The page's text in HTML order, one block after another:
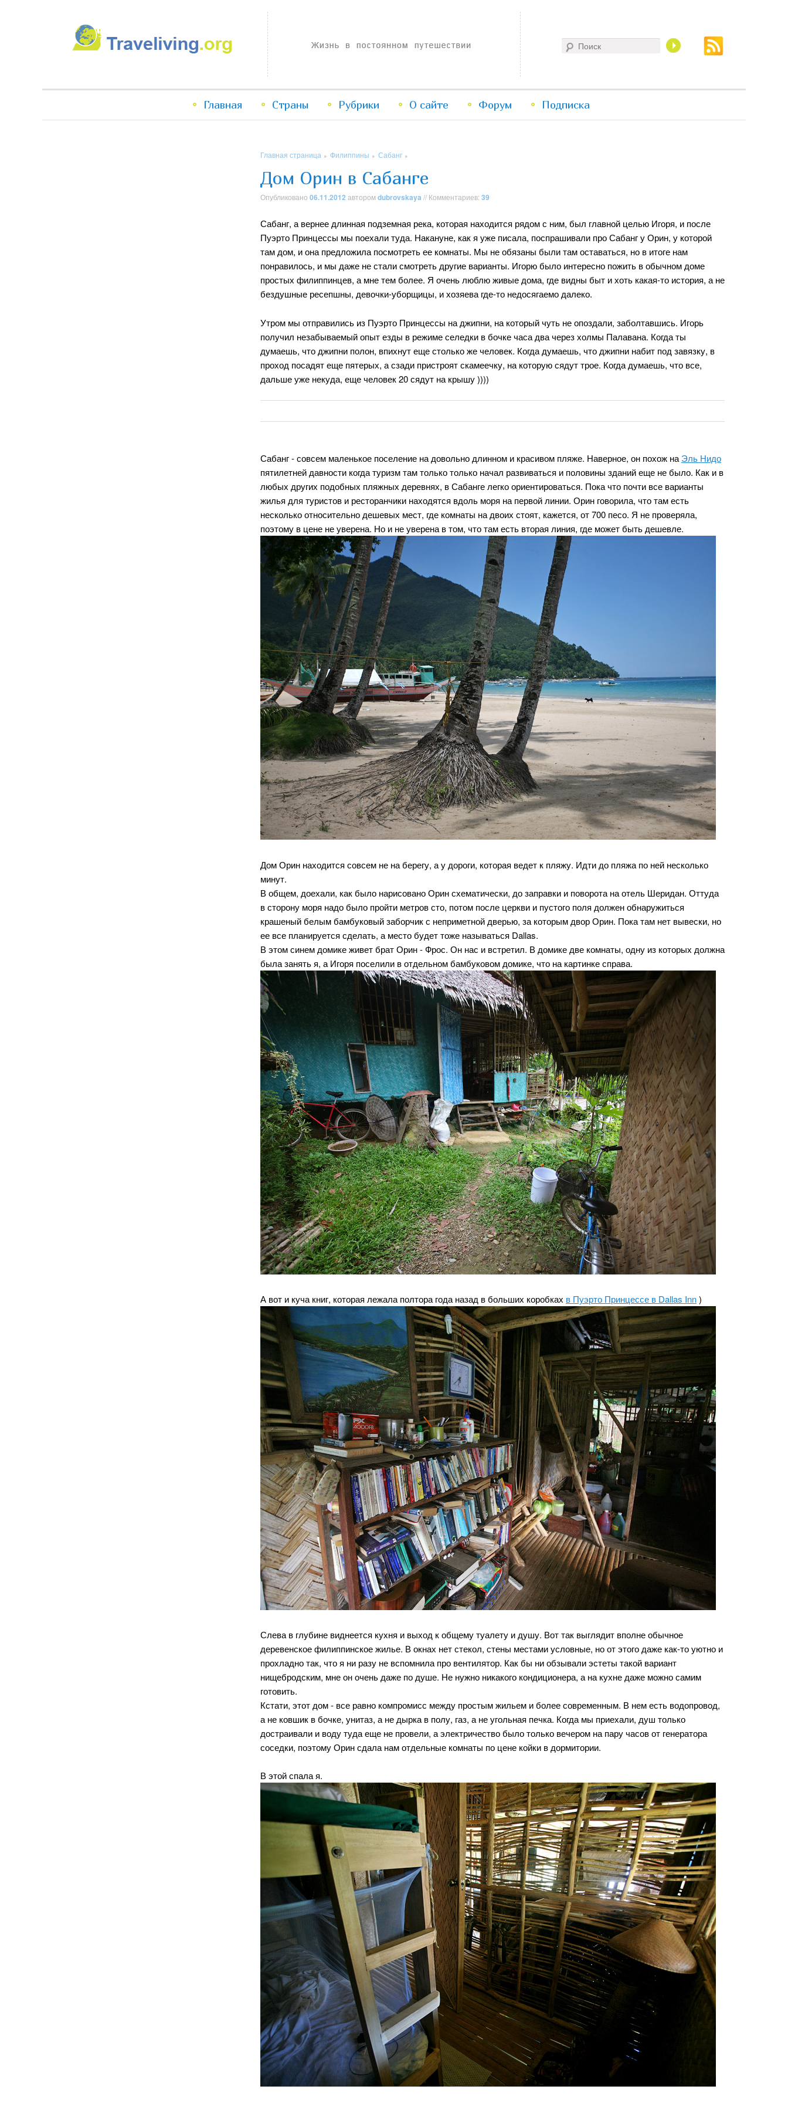
Traveliving
Жизнь в постоянном путешествии
Перейти
содержимому
Перейти
содержимому
Главная Страны Рубрики О сайте Форум Подписка
Главная страница » Филиппины » Сабанг »
Дом Орин в Сабанге
Опубликовано 06.11.2012 авторомdubrovskaya // Комментариев: 39
Сабанг, а вернее длинная подземная река, которая находится рядом с ним, был главной целью Игоря, и после
Пуэрто Принцессы мы поехали туда. Накануне, как я уже писала, поспрашивали про Сабанг у Орин, у которой
там дом, и она предложила посмотреть ее комнаты. Мы не обязаны были там оставаться, но в итоге нам
понравилось, и мы даже не стали смотреть другие варианты. Игорю было интересно пожить в обычном доме
простых филиппинцев, а мне тем более. Я очень люблю живые дома, где видны быт и хоть какая-то история, а не
бездушные ресепшны, девочки-уборщицы, и хозяева где-то недосягаемо далеко.
Утром мы отправились из Пуэрто Принцессы на джипни, на который чуть не опоздали, заболтавшись. Игорь
получил незабываемый опыт езды в режиме селедки в бочке часа два через холмы Палавана. Когда ты
думаешь, что джипни полон, впихнут еще столько же человек. Когда думаешь, что джипни набит под завязку, в
проход посадят еще пятерых, а сзади пристроят скамеечку, на которую сядут трое. Когда думаешь, что все,
дальше уже некуда, еще человек 20 сядут на крышу ))))
Сабанг - совсем маленькое поселение на довольно длинном и красивом пляже. Наверное, он похож на Эль Нидо
пятилетней давности когда туризм там только только начал развиваться и половины зданий еще не было. Как и в
любых других подобных пляжных деревнях, в Сабанге легко ориентироваться. Пока что почти все варианты
жилья для туристов и ресторанчики находятся вдоль моря на первой линии. Орин говорила, что там есть
несколько относительно дешевых мест, где комнаты на двоих стоят, кажется, от 700 песо. Я не проверяла,
поэтому в цене не уверена. Но и не уверена в том, что там есть вторая линия, где может быть дешевле.
Дом Орин находится совсем не на берегу, а у дороги, которая ведет к пляжу. Идти до пляжа по ней несколько
минут.
В общем, доехали, как было нарисовано Орин схематически, до заправки и поворота на отель Шеридан. Оттуда
в сторону моря надо было пройти метров сто, потом после церкви и пустого поля должен обнаружиться
крашеный белым бамбуковый заборчик с неприметной дверью, за которым двор Орин. Пока там нет вывески, но
ее все планируется сделать, а место будет тоже называться Dallas.
В этом синем домике живет брат Орин - Фрос. Он нас и встретил. В домике две комнаты, одну из которых должна
была занять я, а Игоря поселили в отдельном бамбуковом домике, что на картинке справа.
А вот и куча книг, которая лежала полтора года назад в больших коробках в Пуэрто Принцессе в Dallas Inn)
Слева в глубине виднеется кухня и выход к общему туалету и душу. Вот так выглядит вполне обычное
деревенское филиппинское жилье. В окнах нет стекол, стены местами условные, но от этого даже как-то уютно и
прохладно так, что я ни разу не вспомнила про вентилятор. Как бы ни обзывали эстеты такой вариант
нищебродским, мне он очень даже по душе. Не нужно никакого кондиционера, а на кухне даже можно самим
готовить.
Кстати, этот дом - все равно компромисс между простым жильем и более современным. В нем есть водопровод,
а не ковшик в бочке, унитаз, а не дырка в полу, газ, а не угольная печка. Когда мы приехали, душ только
достраивали и воду туда еще не провели, а электричество было только вечером на пару часов от генератора
соседки, поэтому Орин сдала нам отдельные комнаты по цене койки в дормитории.
В этой спала я.